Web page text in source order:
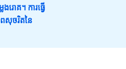
រោគ។ ការធ្វើ
ពសុចរិតនៃ